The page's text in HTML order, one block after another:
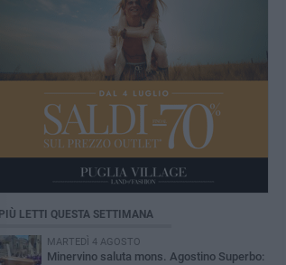
PIÙ LETTI QUESTA SETTIMANA
MARTEDÌ 4 AGOSTO
Minervino saluta mons. Agostino Superbo: